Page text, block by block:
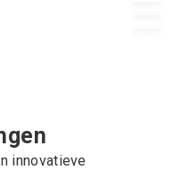
innovatieve